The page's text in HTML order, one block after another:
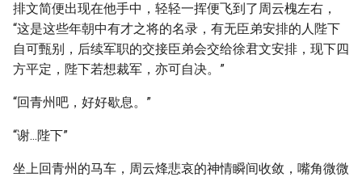
排文简便出现在他手中，轻轻一挥便飞到了周云槐左右，
“这是这些年朝中有才之将的名录，有无臣弟安排的人陛下
自可甄别，后续军职的交接臣弟会交给徐君文安排，现下四
方平定，陛下若想裁军，亦可自决。”
“回青州吧，好好歇息。”
“谢...陛下”
坐上回青州的马车，周云烽悲哀的神情瞬间收敛，嘴角微微